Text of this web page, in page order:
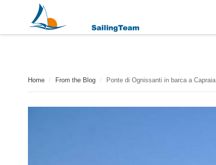
Home / From the Blog / Ponte di Ognissanti in barca a Capraia